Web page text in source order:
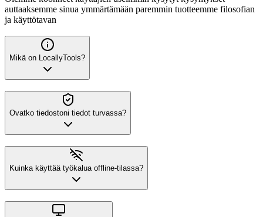
auttaaksemme sinua ymmärtämään paremmin tuotteemme filosofian
ja käyttötavan
Mikä on LocallyTools?
Ovatko tiedostoni tiedot turvassa?
Kuinka käyttää työkalua offline-tilassa?